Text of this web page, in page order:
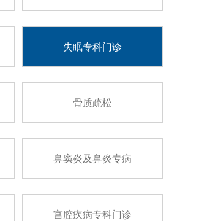
失眠专科门诊
骨质疏松
鼻窦炎及鼻炎专病
宫腔疾病专科门诊